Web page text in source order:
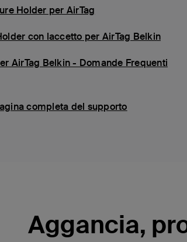
Holder per AirTag
con laccetto per AirTag Belkin
AirTag Belkin - Domande Frequenti
completa del supporto
Aggancia,